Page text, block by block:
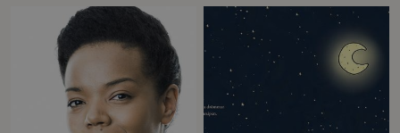
Familjen Rysberg som inte är
som vanliga familjer, de är
nämligen vampyrer! Dessutom
vidunderligt vackra bilderböcker,
spännande debutböcker och så
får vi hjälp att knäcka läskoden
med LÄS! Välkommen till en
maxad bokmånad!
och dramatiken som följer när
hennes bästa gosedjur hamnar i
soptunnan.